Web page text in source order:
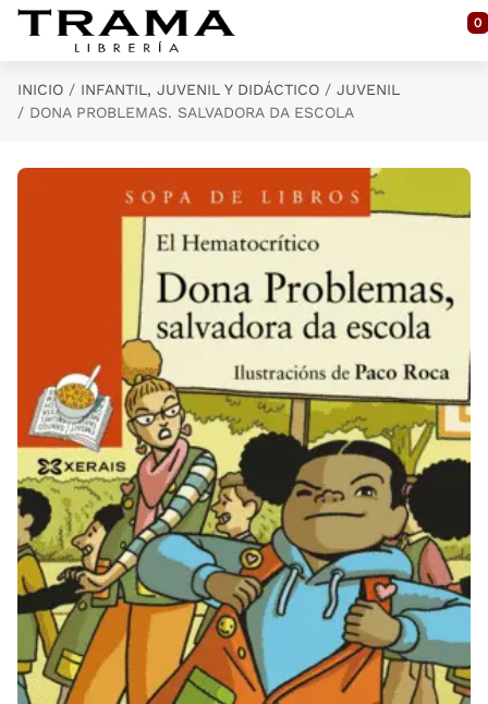
Saltar al contenido principal
0
INICIO INFANTIL, JUVENIL Y DIDÁCTICO
JUVENIL
DONA PROBLEMAS. SALVADORA DA ESCOLA